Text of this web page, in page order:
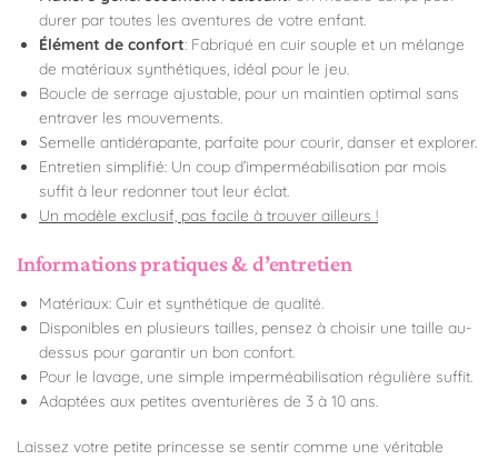
durer par toutes les aventures de votre enfant.
Élément de confort: Fabriqué en cuir souple et un mélange
de matériaux synthétiques, idéal pour le jeu.
Boucle de serrage ajustable, pour un maintien optimal sans
entraver les mouvements.
Semelle antidérapante, parfaite pour courir, danser et explorer.
Entretien simplifié: Un coup d’imperméabilisation par mois
suffit à leur redonner tout leur éclat.
Un modèle exclusif, pas facile à trouver ailleurs !
Informations pratiques & d’entretien
Matériaux: Cuir et synthétique de qualité.
Disponibles en plusieurs tailles, pensez à choisir une taille au-
dessus pour garantir un bon confort.
Pour le lavage, une simple imperméabilisation régulière suffit.
Adaptées aux petites aventurières de 3 à 10 ans.
Laissez votre petite princesse se sentir comme une véritable